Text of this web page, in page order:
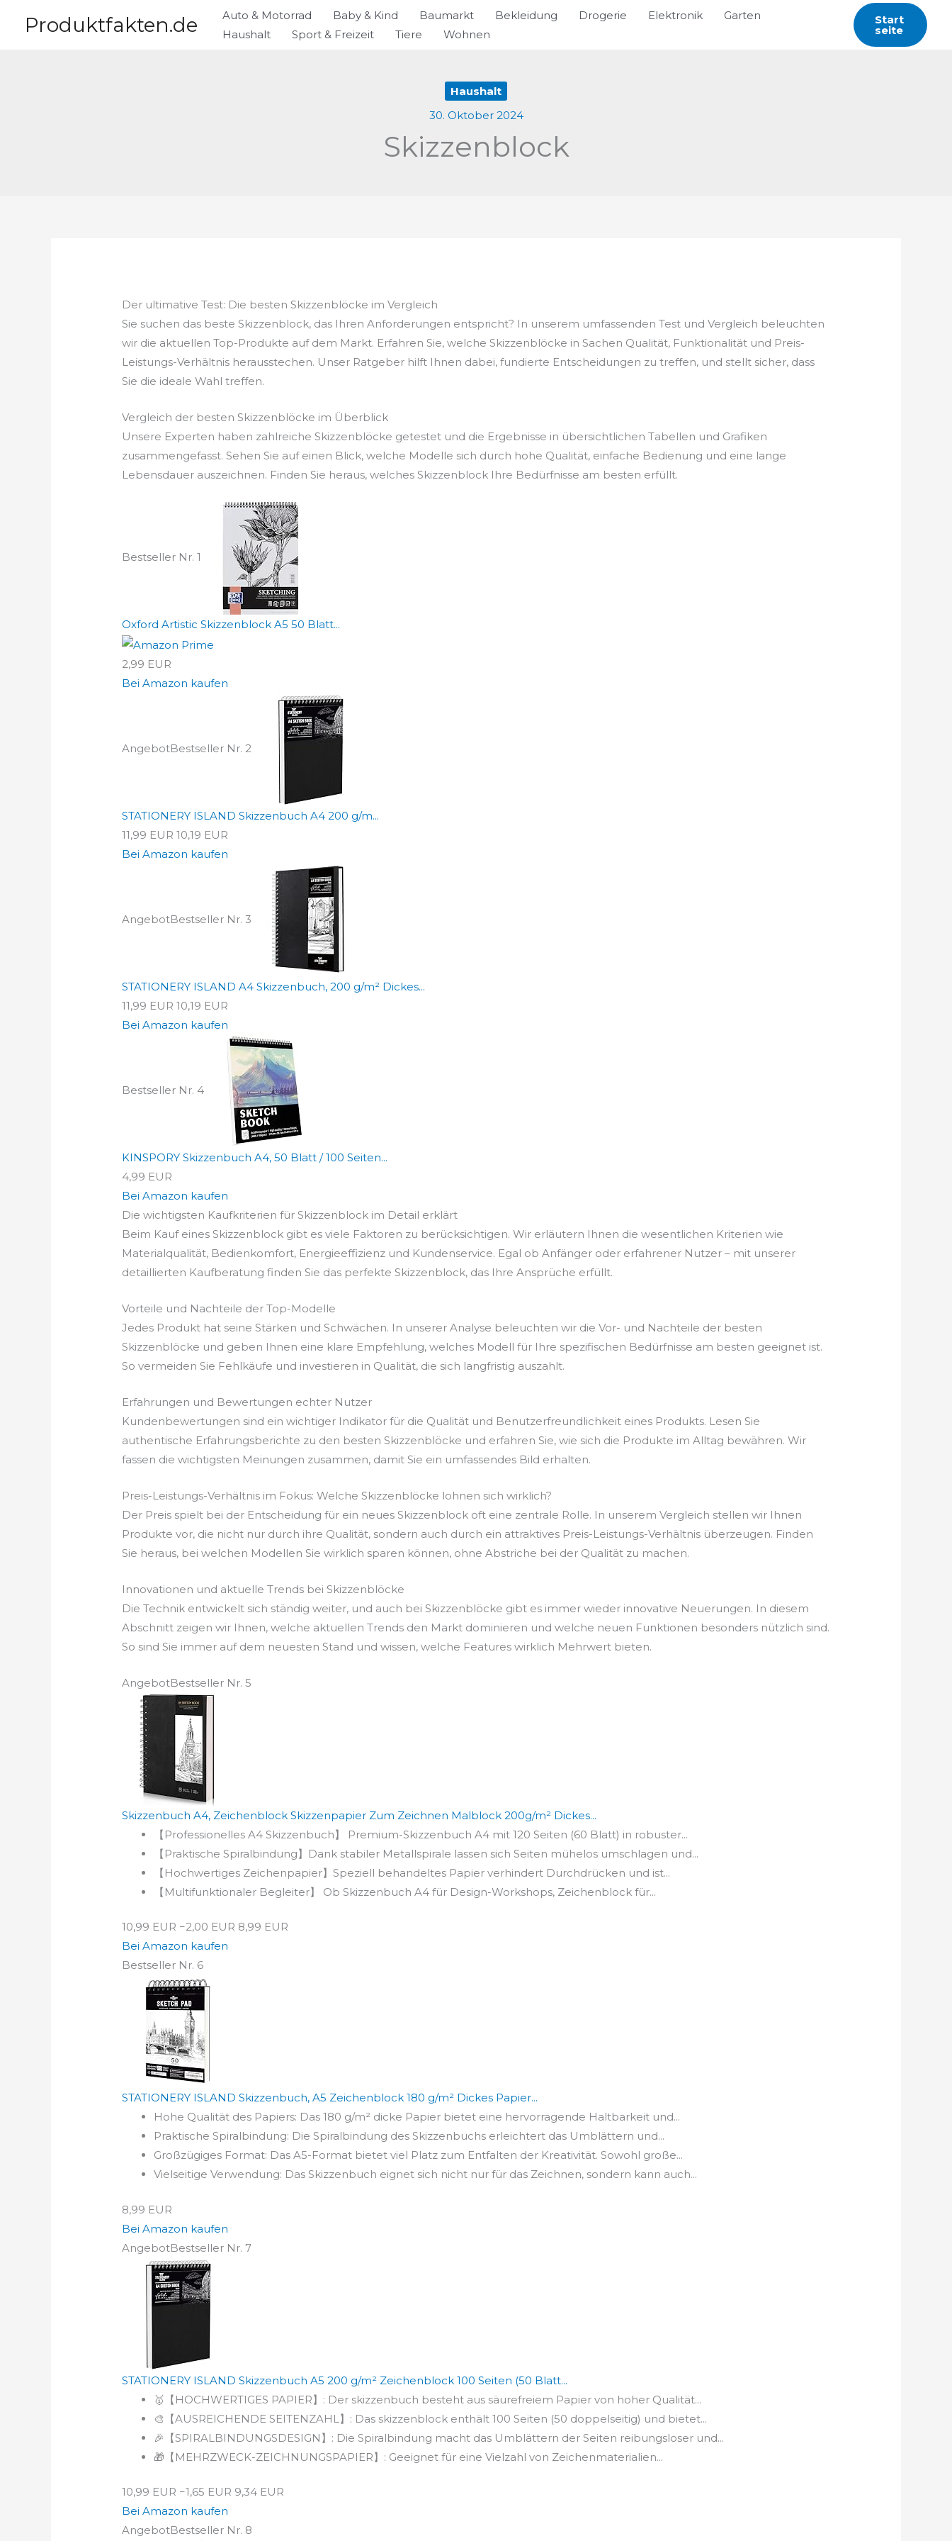
InhaltProduktfakten.de Auto & Motorrad Baby & Kind Baumarkt Bekleidung Drogerie Elektronik
Garten
Haushalt
Sport & Freizeit Tiere Wohnen
Start
Seite
Haushalt
30. Oktober 2024
Skizzenblock
Der ultimative Test: Die besten Skizzenblöcke im Vergleich
Sie suchen das beste Skizzenblock, das Ihren Anforderungen entspricht? In unserem umfassenden Test und Vergleich beleuchten
wir die aktuellen Top-Produkte auf dem Markt. Erfahren Sie, welche Skizzenblöcke in Sachen Qualität, Funktionalität und Preis-
Leistungs-Verhältnis herausstechen. Unser Ratgeber hilft Ihnen dabei, fundierte Entscheidungen zu treffen, und stellt sicher, dass
Sie die ideale Wahl treffen.
Vergleich der besten Skizzenblöcke im Überblick
Unsere Experten haben zahlreiche Skizzenblöcke getestet und die Ergebnisse in übersichtlichen Tabellen und Grafiken
zusammengefasst. Sehen Sie auf einen Blick, welche Modelle sich durch hohe Qualität, einfache Bedienung und eine lange
Lebensdauer auszeichnen. Finden Sie heraus, welches Skizzenblock Ihre Bedürfnisse am besten erfüllt.
Bestseller Nr. 1
Oxford Artistic Skizzenblock A5 50 Blatt...
2,99 EUR
Bei Amazon kaufen
AngebotBestseller Nr. 2
STATIONERY ISLAND Skizzenbuch A4 200 g/m...
11,99 EUR 10,19 EUR
Bei Amazon kaufen
AngebotBestseller Nr. 3
STATIONERY ISLAND A4 Skizzenbuch, 200 g/m² Dickes...
11,99 EUR 10,19 EUR
Bei Amazon kaufen
Bestseller Nr. 4
KINSPORY Skizzenbuch A4, 50 Blatt / 100 Seiten...
4,99 EUR
Bei Amazon kaufen
Die wichtigsten Kaufkriterien für Skizzenblock im Detail erklärt
Beim Kauf eines Skizzenblock gibt es viele Faktoren zu berücksichtigen. Wir erläutern Ihnen die wesentlichen Kriterien wie
Materialqualität, Bedienkomfort, Energieeffizienz und Kundenservice. Egal ob Anfänger oder erfahrener Nutzer – mit unserer
detaillierten Kaufberatung finden Sie das perfekte Skizzenblock, das Ihre Ansprüche erfüllt.
Vorteile und Nachteile der Top-Modelle
Jedes Produkt hat seine Stärken und Schwächen. In unserer Analyse beleuchten wir die Vor- und Nachteile der besten
Skizzenblöcke und geben Ihnen eine klare Empfehlung, welches Modell für Ihre spezifischen Bedürfnisse am besten geeignet ist.
So vermeiden Sie Fehlkäufe und investieren in Qualität, die sich langfristig auszahlt.
Erfahrungen und Bewertungen echter Nutzer
Kundenbewertungen sind ein wichtiger Indikator für die Qualität und Benutzerfreundlichkeit eines Produkts. Lesen Sie
authentische Erfahrungsberichte zu den besten Skizzenblöcke und erfahren Sie, wie sich die Produkte im Alltag bewähren. Wir
fassen die wichtigsten Meinungen zusammen, damit Sie ein umfassendes Bild erhalten.
Preis-Leistungs-Verhältnis im Fokus: Welche Skizzenblöcke lohnen sich wirklich?
Der Preis spielt bei der Entscheidung für ein neues Skizzenblock oft eine zentrale Rolle. In unserem Vergleich stellen wir Ihnen
Produkte vor, die nicht nur durch ihre Qualität, sondern auch durch ein attraktives Preis-Leistungs-Verhältnis überzeugen. Finden
Sie heraus, bei welchen Modellen Sie wirklich sparen können, ohne Abstriche bei der Qualität zu machen.
Innovationen und aktuelle Trends bei Skizzenblöcke
Die Technik entwickelt sich ständig weiter, und auch bei Skizzenblöcke gibt es immer wieder innovative Neuerungen. In diesem
Abschnitt zeigen wir Ihnen, welche aktuellen Trends den Markt dominieren und welche neuen Funktionen besonders nützlich sind.
So sind Sie immer auf dem neuesten Stand und wissen, welche Features wirklich Mehrwert bieten.
AngebotBestseller Nr. 5
Skizzenbuch A4, Zeichenblock Skizzenpapier Zum Zeichnen Malblock 200g/m² Dickes...
【Professionelles A4 Skizzenbuch】 Premium-Skizzenbuch A4 mit 120 Seiten (60 Blatt) in robuster...
【Praktische Spiralbindung】Dank stabiler Metallspirale lassen sich Seiten mühelos umschlagen und...
【Hochwertiges Zeichenpapier】Speziell behandeltes Papier verhindert Durchdrücken und ist...
【Multifunktionaler Begleiter】 Ob Skizzenbuch A4 für Design-Workshops, Zeichenblock für...
10,99 EUR −2,00 EUR 8,99 EUR
Bei Amazon kaufen
Bestseller Nr. 6
STATIONERY ISLAND Skizzenbuch, A5 Zeichenblock 180 g/m² Dickes Papier...
Hohe Qualität des Papiers: Das 180 g/m² dicke Papier bietet eine hervorragende Haltbarkeit und...
Praktische Spiralbindung: Die Spiralbindung des Skizzenbuchs erleichtert das Umblättern und...
Großzügiges Format: Das A5-Format bietet viel Platz zum Entfalten der Kreativität. Sowohl große...
Vielseitige Verwendung: Das Skizzenbuch eignet sich nicht nur für das Zeichnen, sondern kann auch...
8,99 EUR
Bei Amazon kaufen
AngebotBestseller Nr. 7
STATIONERY ISLAND Skizzenbuch A5 200 g/m² Zeichenblock 100 Seiten (50 Blatt...
🥇【HOCHWERTIGES PAPIER】: Der skizzenbuch besteht aus säurefreiem Papier von hoher Qualität...
🎨【AUSREICHENDE SEITENZAHL】: Das skizzenblock enthält 100 Seiten (50 doppelseitig) und bietet...
🎉【SPIRALBINDUNGSDESIGN】: Die Spiralbindung macht das Umblättern der Seiten reibungsloser und...
🎁【MEHRZWECK-ZEICHNUNGSPAPIER】: Geeignet für eine Vielzahl von Zeichenmaterialien...
10,99 EUR −1,65 EUR 9,34 EUR
Bei Amazon kaufen
AngebotBestseller Nr. 8